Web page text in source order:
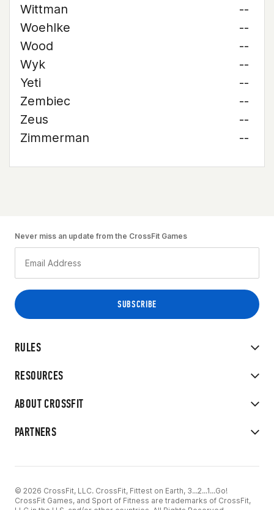
Wittman
--
Woehlke
--
Wood
--
Wyk
--
Yeti
--
Zembiec
--
Zeus
--
Zimmerman
--
RULES
RESOURCES
ABOUT CROSSFIT
PARTNERS
Never miss an update from the CrossFit Games
© 2026 CrossFit, LLC. CrossFit, Fittest on Earth, 3...2...1...Go!
CrossFit Games, and Sport of Fitness are trademarks of CrossFit,